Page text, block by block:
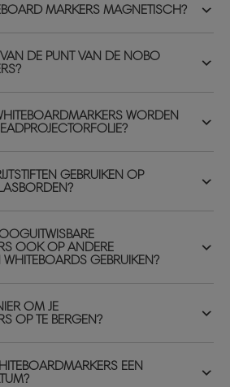
MARKERS MAGNETISCH?
DE PUNT VAN DE NOBO
WORDEN
GEBRUIKEN OP
OOK OP ANDERE
GEBRUIKEN?
OM JE
OP TE BERGEN?
EEN